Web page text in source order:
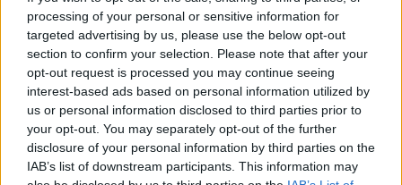
processing of your personal or sensitive information for
targeted advertising by us, please use the below opt-out
section to confirm your selection. Please note that after your
opt-out request is processed you may continue seeing
interest-based ads based on personal information utilized by
us or personal information disclosed to third parties prior to
your opt-out. You may separately opt-out of the further
disclosure of your personal information by third parties on the
IAB’s list of downstream participants. This information may
Protocolos de seguridad ocular y
consejos para fotografiar eclipses solares
Un eclipse solar es un espectáculo natural que…
CIENCIA Y TECNOLOGÍA